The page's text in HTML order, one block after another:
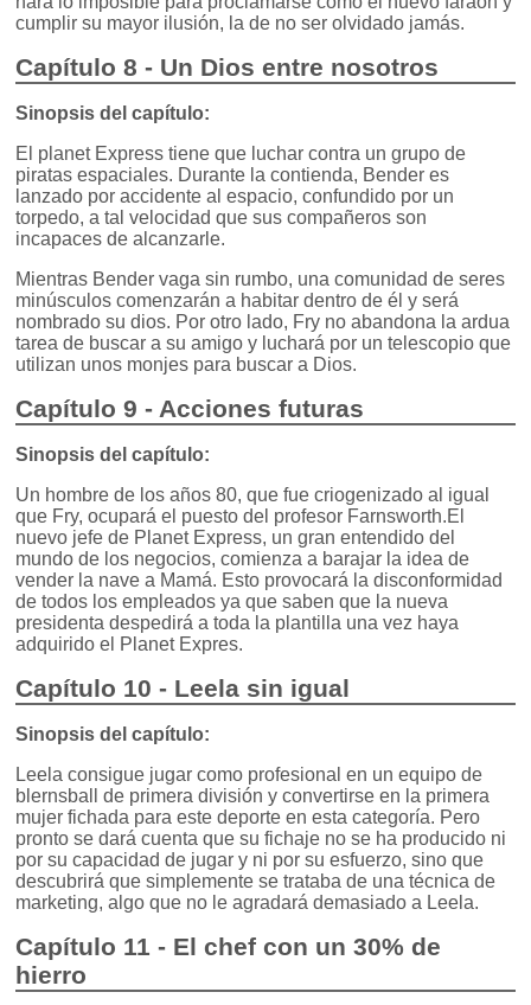
cumplir su mayor ilusión, la de no ser olvidado jamás.
Capítulo 8 - Un Dios entre nosotros
Sinopsis del capítulo:
El planet Express tiene que luchar contra un grupo de
piratas espaciales. Durante la contienda, Bender es
lanzado por accidente al espacio, confundido por un
torpedo, a tal velocidad que sus compañeros son
incapaces de alcanzarle.
Mientras Bender vaga sin rumbo, una comunidad de seres
minúsculos comenzarán a habitar dentro de él y será
nombrado su dios. Por otro lado, Fry no abandona la ardua
tarea de buscar a su amigo y luchará por un telescopio que
utilizan unos monjes para buscar a Dios.
Capítulo 9 - Acciones futuras
Sinopsis del capítulo:
Un hombre de los años 80, que fue criogenizado al igual
que Fry, ocupará el puesto del profesor Farnsworth.El
nuevo jefe de Planet Express, un gran entendido del
mundo de los negocios, comienza a barajar la idea de
vender la nave a Mamá. Esto provocará la disconformidad
de todos los empleados ya que saben que la nueva
presidenta despedirá a toda la plantilla una vez haya
adquirido el Planet Expres.
Capítulo 10 - Leela sin igual
Sinopsis del capítulo:
Leela consigue jugar como profesional en un equipo de
blernsball de primera división y convertirse en la primera
mujer fichada para este deporte en esta categoría. Pero
pronto se dará cuenta que su fichaje no se ha producido ni
por su capacidad de jugar y ni por su esfuerzo, sino que
descubrirá que simplemente se trataba de una técnica de
marketing, algo que no le agradará demasiado a Leela.
Capítulo 11 - El chef con un 30% de
hierro